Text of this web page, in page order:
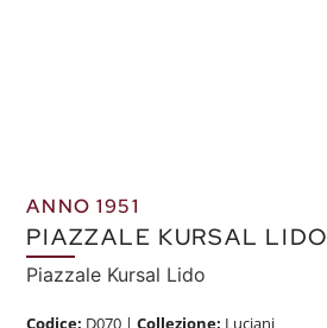
ANNO 1951
PIAZZALE KURSAL LIDO
Piazzale Kursal Lido
Codice: D070 |Collezione: Luciani